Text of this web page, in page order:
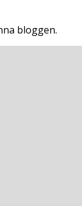
bloggen.